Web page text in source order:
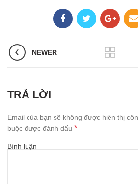
NEWER
TRẢ LỜI
Email của bạn sẽ không được hiển thị
buộc được đánh dấu *
Bình luận